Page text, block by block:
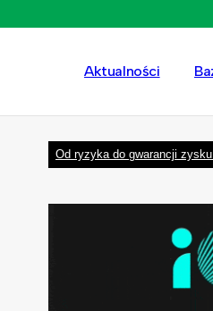
Aktualności
Od ryzyka do gwarancji